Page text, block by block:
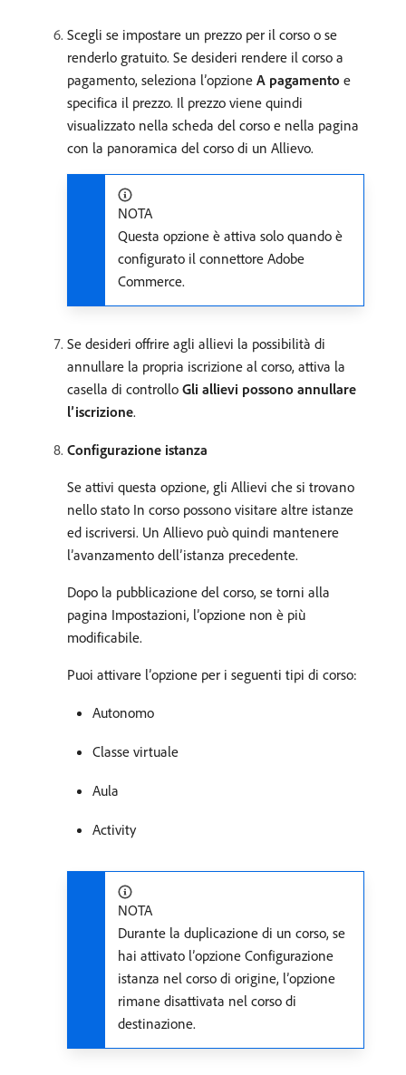
Scegli se impostare un prezzo per il corso o se
renderlo gratuito. Se desideri rendere il corso a
pagamento, seleziona l’opzione A pagamento e
specifica il prezzo. Il prezzo viene quindi
visualizzato nella scheda del corso e nella pagina
con la panoramica del corso di un Allievo.
NOTA
Questa opzione è attiva solo quando è
configurato il connettore Adobe
Commerce.
Se desideri offrire agli allievi la possibilità di
annullare la propria iscrizione al corso, attiva la
casella di controllo Gli allievi possono annullare
l’iscrizione.
Configurazione istanza
Se attivi questa opzione, gli Allievi che si trovano
nello stato In corso possono visitare altre istanze
ed iscriversi. Un Allievo può quindi mantenere
l’avanzamento dell’istanza precedente.
Dopo la pubblicazione del corso, se torni alla
pagina Impostazioni, l’opzione non è più
modificabile.
Puoi attivare l’opzione per i seguenti tipi di corso:
Autonomo
Classe virtuale
Aula
Activity
NOTA
Durante la duplicazione di un corso, se
hai attivato l’opzione Configurazione
istanza nel corso di origine, l’opzione
rimane disattivata nel corso di
destinazione.